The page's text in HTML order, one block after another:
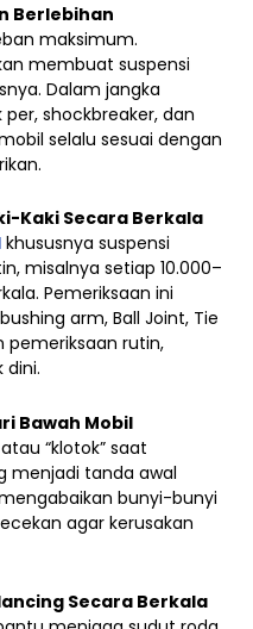
Berlebihan
maksimum.
membuat suspensi
Dalam jangka
shockbreaker, dan
selalu sesuai dengan
Kaki Secara Berkala
khususnya suspensi
misalnya setiap 10.000–
Pemeriksaan ini
arm, Ball Joint, Tie
pemeriksaan rutin,
dini.
Bawah Mobil
“klotok” saat
menjadi tanda awal
bunyi-bunyi
agar kerusakan
Secara Berkala